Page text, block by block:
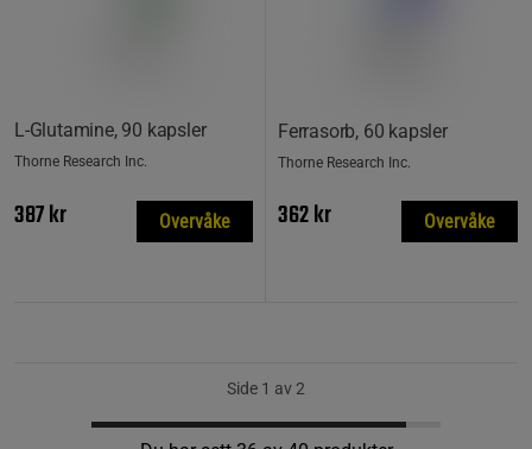
L-Glutamine, 90 kapsler
Thorne Research Inc.
387 kr Overvåke
Ferrasorb, 60 kapsler
Thorne Research Inc.
362 kr Overvåke
Side 1 av 2